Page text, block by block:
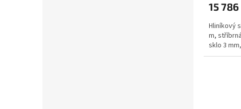
15 786
Hliníkový
m,
sklo 3